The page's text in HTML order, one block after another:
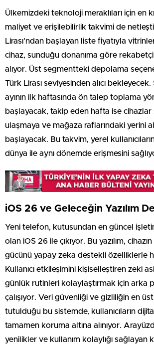
Ülkemizdeki teknoloji meraklıları için en
maliyet ve erişilebilirlik takvimi de
Lirası’ndan başlayan liste fiyatıyla
cihaz, sunduğu donanıma göre
alıyor. Üst segmentteki depolama
Türk Lirası seviyesinden alıcı
ayının ilk haftasında ön talep toplama
başlayacak, takip eden hafta ise cihazlar
ulaşmaya ve mağaza raflarındaki yerini
başlayacak. Bu takvim, yerel
dünya ile aynı dönemde erişmesini
iOS 26 ve Geleceğin Yazılım
Yeni telefon, kutusundan en güncel
olan iOS 26 ile çıkıyor. Bu yazılım,
gücünü yapay zeka destekli özelliklerle
Kullanıcı etkileşimini kişiselleştiren zeki
günlük rutinleri kolaylaştırmak için arka
çalışıyor. Veri güvenliği ve gizliliğin en
tutulduğu bu sistemde, kullanıcıların
tamamen koruma altına alınıyor.
yenilikler ve kullanım kolaylığı sağlayan